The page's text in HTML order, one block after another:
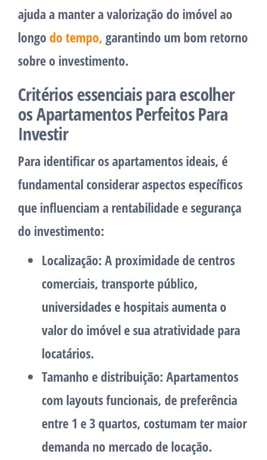
ajuda a manter a valorização do imóvel ao
longo do tempo, garantindo um bom retorno
sobre o investimento.
Critérios essenciais para escolher
os Apartamentos Perfeitos Para
Investir
Para identificar os apartamentos ideais, é
fundamental considerar aspectos específicos
que influenciam a rentabilidade e segurança
do investimento:
Localização: A proximidade de centros
comerciais, transporte público,
universidades e hospitais aumenta o
valor do imóvel e sua atratividade para
locatários.
Tamanho e distribuição: Apartamentos
com layouts funcionais, de preferência
entre 1 e 3 quartos, costumam ter maior
demanda no mercado de locação.